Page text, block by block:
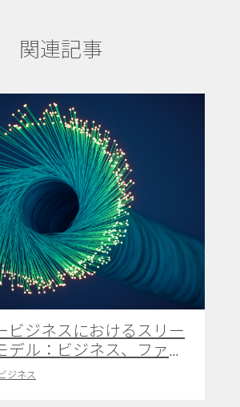
関連記事
ビジネスにおけるスリー
デル：ビジネス、ファミ
ーシップ
ジネス